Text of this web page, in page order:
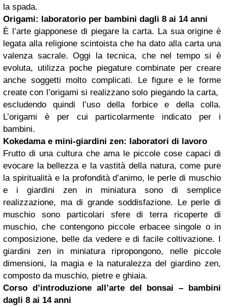
la spada.
Origami: laboratorio per bambini dagli 8 ai 14 anni
È l’arte giapponese di piegare la carta. La sua origine è
legata alla religione scintoista che ha dato alla carta una
valenza sacrale. Oggi la tecnica, che nel tempo si è
evoluta, utilizza poche piegature combinate per creare
anche soggetti molto complicati. Le figure e le forme
create con l’origami si realizzano solo piegando la carta,
escludendo quindi l’uso della forbice e della colla.
L’origami è per cui particolarmente indicato per i
bambini.
Kokedama e mini-giardini zen: laboratori di lavoro
Frutto di una cultura che ama le piccole cose capaci di
evocare la bellezza e la vastità della natura, come pure
la spiritualità e la profondità d’animo, le perle di muschio
e i giardini zen in miniatura sono di semplice
realizzazione, ma di grande soddisfazione. Le perle di
muschio sono particolari sfere di terra ricoperte di
muschio, che contengono piccole erbacee singole o in
composizione, belle da vedere e di facile coltivazione. I
giardini zen in miniatura ripropongono, nelle piccole
dimensioni, la magia e la naturalezza del giardino zen,
composto da muschio, pietre e ghiaia.
Corso d’introduzione all’arte del bonsai – bambini
dagli 8 ai 14 anni